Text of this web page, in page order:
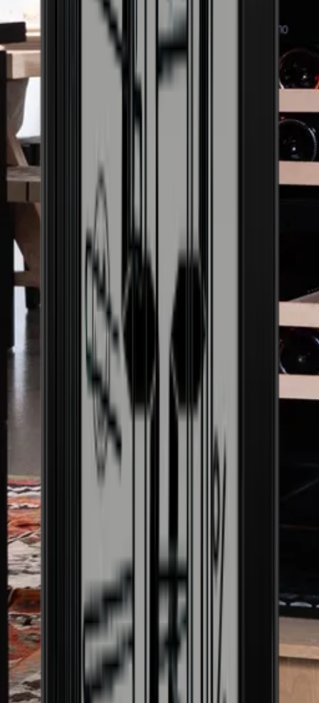
Skåpdörren kan låsas
Larm för öppen dörr
Display
Nettokapacitet (liter)
Nej
Handtaget kan monteras
Nej